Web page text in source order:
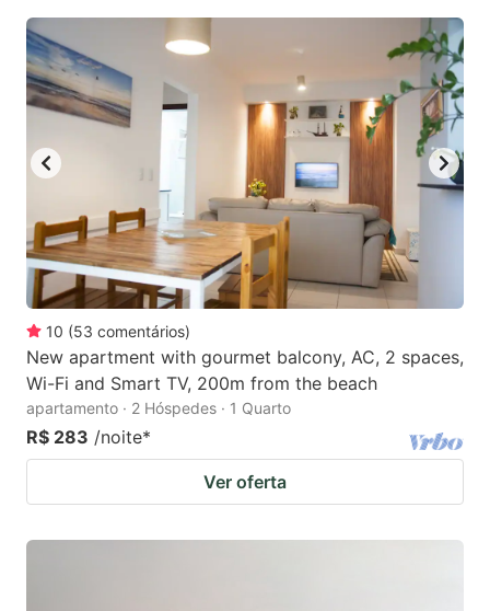
10 (53 comentários)
New apartment with gourmet balcony, AC, 2 spaces,
Wi-Fi and Smart TV, 200m from the beach
apartamento · 2 Hóspedes · 1 Quarto
R$ 283 /noite*
Ver oferta